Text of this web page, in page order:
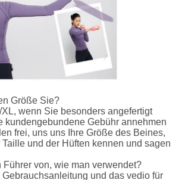
Größe Sie?
wenn Sie besonders angefertigt
kundengebundene Gebühr annehmen
frei, uns uns Ihre Größe des Beines,
und der Hüften kennen und sagen
Führer von, wie man verwendet?
und das vedio für